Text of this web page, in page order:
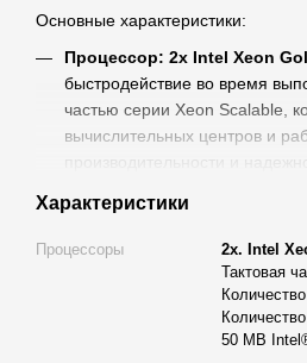
Основные характеристики:
Процессор: 2x Intel Xeon
быстродействие во время
частью серии Xeon Scalable,
вычислительных центров и
производительности и
потоков, Xeon Gold 6154
параллельных вычислений,
Серия Xeon известна своей
Intel Xeon Gold 6154 – выбор
вычислительных задач. Этот
производительность, но и
Характеристики
Процессоры
2x. Intel
Тактовая
50 MB